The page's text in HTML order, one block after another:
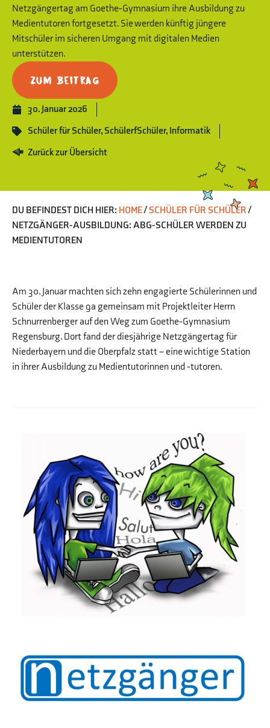
Netzgängertag am Goethe-Gymnasium ihre Ausbildung zu
Medientutoren fortgesetzt. Sie werden künftig jüngere
Mitschüler im sicheren Umgang mit digitalen Medien
unterstützen.
Zum Beitrag
30. Januar 2026
Schüler für Schüler, SchülerfSchüler, Informatik
Zurück zur Übersicht
DU BEFINDEST DICH HIER: HOME/ SCHÜLER FÜR SCHÜLER/
NETZGÄNGER-AUSBILDUNG: ABG-SCHÜLER WERDEN ZU
MEDIENTUTOREN
Am 30. Januar machten sich zehn engagierte Schülerinnen und
Schüler der Klasse 9a gemeinsam mit Projektleiter Herrn
Schnurrenberger auf den Weg zum Goethe-Gymnasium
Regensburg. Dort fand der diesjährige Netzgängertag für
Niederbayern und die Oberpfalz statt – eine wichtige Station
in ihrer Ausbildung zu Medientutorinnen und -tutoren.